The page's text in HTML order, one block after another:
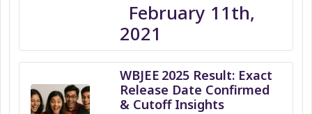
February 11th,
2021
WBJEE 2025 Result: Exact
Release Date Confirmed
& Cutoff Insights